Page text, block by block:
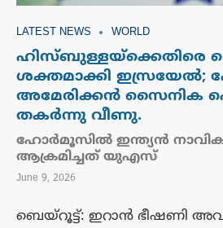
LATEST NEWS WORLD
ഹിസ്ബുള്ളയ്‌ക്കെതിരെ
ശക്തമാക്കി
അമേരിക്കൻ സൈനിക
തകർന്നു വീണു.
ഹോർമൂസിൽ ഇന്ത്യൻ
ആക്രമിച്ചത് യുഎസ്
June 9, 2026
ബെയ്റൂട്ട്: ഇറാൻ ഭീഷണി